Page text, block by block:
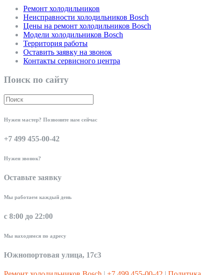
Ремонт холодильников
Неисправности холодильников Bosch
Цены на ремонт холодильников Bosch
Модели холодильников Bosch
Территория работы
Оставить заявку на звонок
Контакты сервисного центра
Поиск по сайту
Нужен мастер? Позвоните нам сейчас
+7 499 455-00-42
Нужен звонок?
Оставьте заявку
Мы работаем каждый день
с 8:00 до 22:00
Мы находимся по адресу
Южнопортовая улица, 17с3